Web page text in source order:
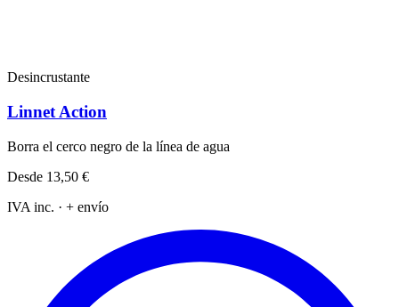
Desincrustante
Linnet Action
Borra el cerco negro de la línea de agua
Desde 13,50 €
IVA inc. · + envío